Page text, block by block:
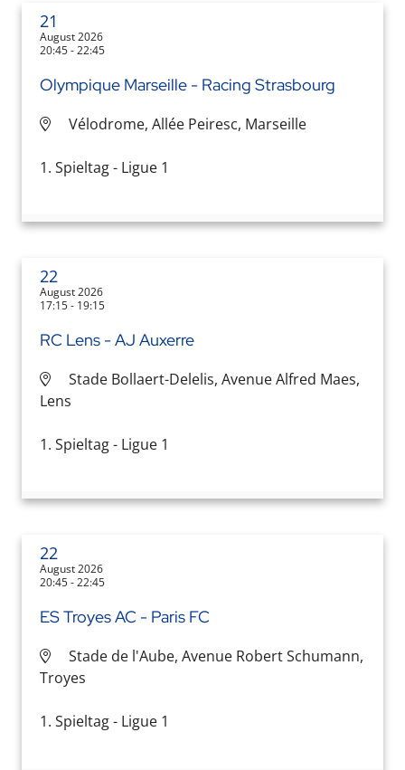
21
August 2026
20:45 - 22:45
Olympique Marseille - Racing Strasbourg
Vélodrome, Allée Peiresc, Marseille
1. Spieltag - Ligue 1
22
August 2026
17:15 - 19:15
RC Lens - AJ Auxerre
Stade Bollaert-Delelis, Avenue Alfred Maes,
Lens
1. Spieltag - Ligue 1
22
August 2026
20:45 - 22:45
ES Troyes AC - Paris FC
Stade de l'Aube, Avenue Robert Schumann,
Troyes
1. Spieltag - Ligue 1